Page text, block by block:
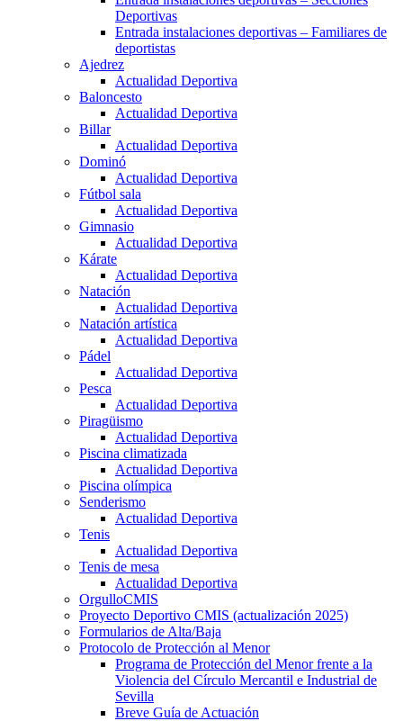
Deportivas
Entrada instalaciones deportivas – Familiares de
deportistas
Ajedrez
Actualidad Deportiva
Baloncesto
Actualidad Deportiva
Billar
Actualidad Deportiva
Dominó
Actualidad Deportiva
Fútbol sala
Actualidad Deportiva
Gimnasio
Actualidad Deportiva
Kárate
Actualidad Deportiva
Natación
Actualidad Deportiva
Natación artística
Actualidad Deportiva
Pádel
Actualidad Deportiva
Pesca
Actualidad Deportiva
Piragüismo
Actualidad Deportiva
Piscina climatizada
Actualidad Deportiva
Piscina olímpica
Senderismo
Actualidad Deportiva
Tenis
Actualidad Deportiva
Tenis de mesa
Actualidad Deportiva
OrgulloCMIS
Proyecto Deportivo CMIS (actualización 2025)
Formularios de Alta/Baja
Protocolo de Protección al Menor
Programa de Protección del Menor frente a la
Violencia del Círculo Mercantil e Industrial de
Sevilla
Breve Guía de Actuación